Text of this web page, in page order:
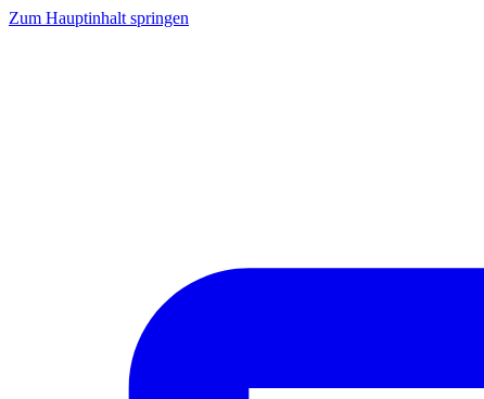
Zum Hauptinhalt springen